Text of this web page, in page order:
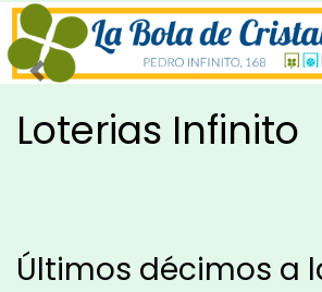
Imagen anterior
Loterias Infinito
Últimos décimos a